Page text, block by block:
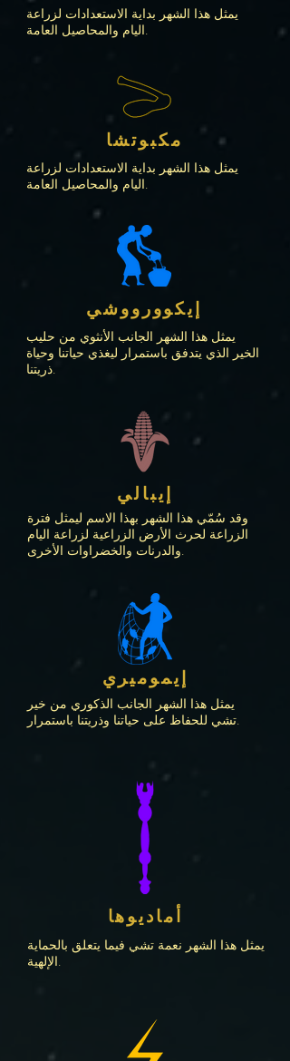
يمثل هذا الشهر بداية الاستعدادات لزراعة
اليام والمحاصيل العامة.
مكبوتشا
يمثل هذا الشهر بداية الاستعدادات لزراعة
اليام والمحاصيل العامة.
إيكوورووشي
يمثل هذا الشهر الجانب الأنثوي من حليب
الخير الذي يتدفق باستمرار ليغذي حياتنا وحياة
ذريتنا.
إيبالي
وقد سُمّي هذا الشهر بهذا الاسم ليمثل فترة
الزراعة لحرث الأرض الزراعية لزراعة اليام
والدرنات والخضراوات الأخرى.
إيموميري
يمثل هذا الشهر الجانب الذكوري من خير
تشي للحفاظ على حياتنا وذريتنا باستمرار.
أماديوها
يمثل هذا الشهر نعمة تشي فيما يتعلق بالحماية
الإلهية.